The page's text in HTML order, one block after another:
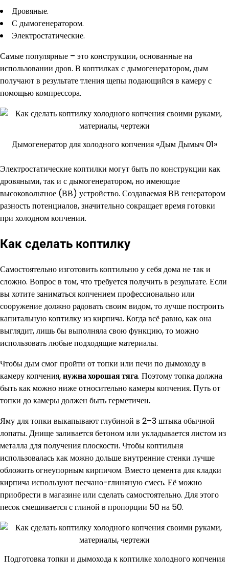
Дровяные.
С дымогенератором.
Электростатические.
Самые популярные – это конструкции, основанные на
использовании дров. В коптилках с дымогенератором, дым
получают в результате тления щепы подающийся в камеру с
помощью компрессора.
Дымогенератор для холодного копчения «Дым Дымыч 01»
Электростатические коптилки могут быть по конструкции как
дровяными, так и с дымогенератором, но имеющие
высоковольтное (ВВ) устройство. Создаваемая ВВ генератором
разность потенциалов, значительно сокращает время готовки
при холодном копчении.
Как сделать коптилку
Самостоятельно изготовить коптильню у себя дома не так и
сложно. Вопрос в том, что требуется получить в результате. Если
вы хотите заниматься копчением профессионально или
сооружение должно радовать своим видом, то лучше построить
капитальную коптилку из кирпича. Когда всё равно, как она
выглядит, лишь бы выполняла свою функцию, то можно
использовать любые подходящие материалы.
Чтобы дым смог пройти от топки или печи по дымоходу в
камеру копчения,нужна хорошая тяга. Поэтому топка должна
быть как можно ниже относительно камеры копчения. Путь от
топки до камеры должен быть герметичен.
Яму для топки выкапывают глубиной в 2–3 штыка обычной
лопаты. Днище заливается бетоном или укладывается листом из
металла для получения плоскости. Чтобы коптильня
использовалась как можно дольше внутренние стенки лучше
обложить огнеупорным кирпичом. Вместо цемента для кладки
кирпича используют песчано-глиняную смесь. Её можно
приобрести в магазине или сделать самостоятельно. Для этого
песок смешивается с глиной в пропорции 50 на 50.
Подготовка топки и дымохода к коптилке холодного копчения